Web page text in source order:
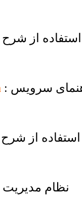
از
از
: نظام مدیریت